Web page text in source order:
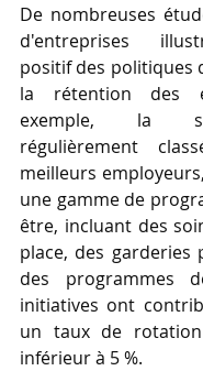
De nombreuses
d'entreprises
positif des politiques
la rétention des
exemple, la
régulièrement
meilleurs
une gamme de
être, incluant des
place, des
des programmes
initiatives ont
un taux de
inférieur à 5 %.